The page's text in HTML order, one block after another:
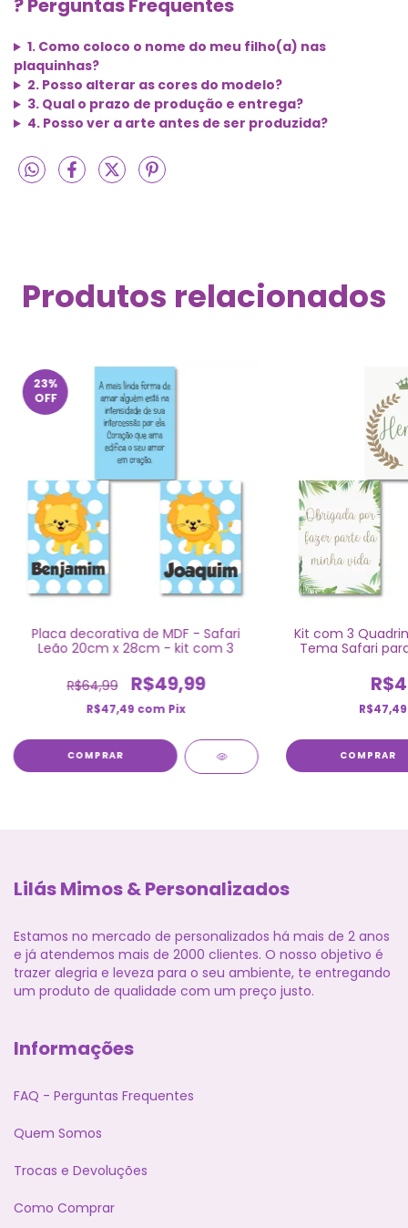
? Perguntas Frequentes
1. Como coloco o nome do meu filho(a) nas
plaquinhas?
2. Posso alterar as cores do modelo?
3. Qual o prazo de produção e entrega?
4. Posso ver a arte antes de ser produzida?
Produtos relacionados
23%
OFF
Placa decorativa de MDF - Safari
Leão 20cm x 28cm - kit com 3
R$64,99 R$49,99
R$47,49 com Pix
COMPRAR
Kit com 3
Tema Safari
COMPRAR
Lilás Mimos & Personalizados
Estamos no mercado de personalizados há mais de 2 anos
e já atendemos mais de 2000 clientes. O nosso objetivo é
trazer alegria e leveza para o seu ambiente, te entregando
um produto de qualidade com um preço justo.
Informações
FAQ - Perguntas Frequentes
Quem Somos
Trocas e Devoluções
Como Comprar